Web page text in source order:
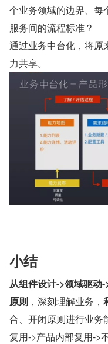
个业务领域的边界、每
服务间的流程标准？
通过业务中台化，将原
力共享。
小结
从组件设计->领域驱动
原则 ，深刻理解业务，
合、开闭原则进行业务
复用->产品内部复用->